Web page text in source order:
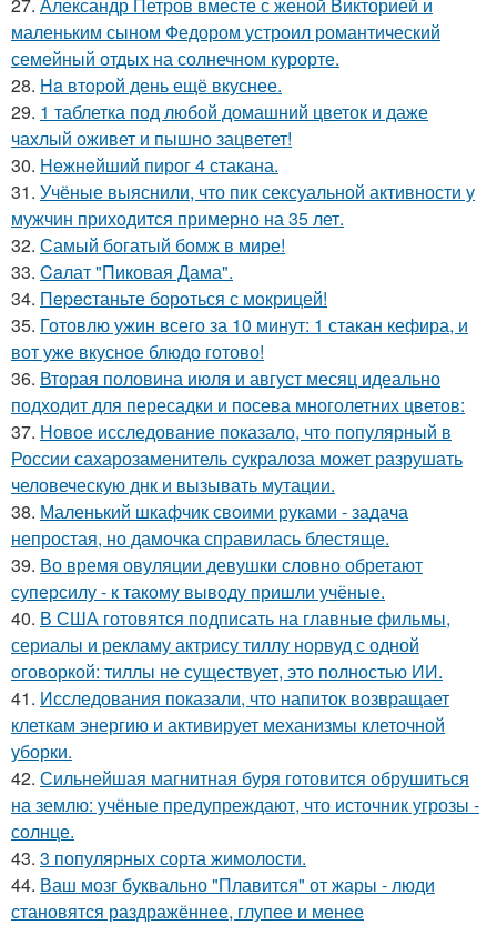
27. Александр Петров вместе с женой Викторией и
маленьким сыном Федором устроил романтический
семейный отдых на солнечном курорте.
28. Ha втopoй день ещё вкуснее.
29. 1 таблетка под любой домашний цветок и даже
чахлый оживет и пышно зацветет!
30. Heжнeйший пирог 4 стакана.
31. Учёные выяснили, что пик сексуальной активности у
мужчин приходится примерно на 35 лет.
32. Самый богатый бомж в мире!
33. Caлат "Пиковая Дама".
34. Пepecтаньте борoться с мoкрицей!
35. Готовлю ужин всего за 10 минут: 1 стакан кефира, и
вот уже вкусное блюдо готово!
36. Вторая половина июля и август месяц идеально
подходит для пересадки и посева многолетних цветов:
37. Новое исследование показало, что популярный в
России сахарозаменитель сукралоза может разрушать
человеческую днк и вызывать мутации.
38. Маленький шкафчик своими руками - задача
непростая, но дамочка справилась блестяще.
39. Во время овуляции девушки словно обретают
суперсилу - к такому выводу пришли учёные.
40. В США готовятся подписать на главные фильмы,
сериалы и рекламу актрису тиллу норвуд с одной
оговоркой: тиллы не существует, это полностью ИИ.
41. Исследования показали, что напиток возвращает
клеткам энергию и активирует механизмы клеточной
уборки.
42. Сильнейшая магнитная буря готовится обрушиться
на землю: учёные предупреждают, что источник угрозы -
солнце.
43. 3 популярных сорта жимолости.
44. Ваш мозг буквально "Плавится" от жары - люди
становятся раздражённее, глупее и менее